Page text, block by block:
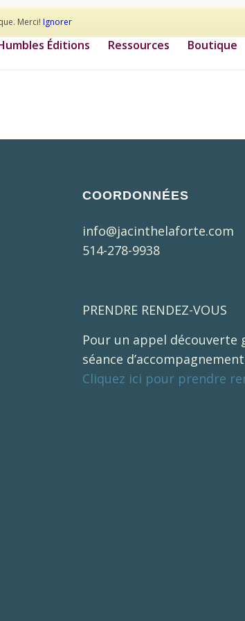
Merci! Ignorer
Éditions Ressources Boutique
COORDONNÉES
info@jacinthelaforte.com
514-278-9938
PRENDRE RENDEZ-VOUS
Pour un appel découverte
séance d’accompagnement
Cliquez ici pour prendre